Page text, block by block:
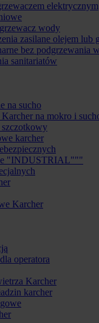
elektrycznym
wody
zasilane olejem lub
bez podgrzewania
sanitariatów
na sucho
na mokro i
szczotkowy
karcher
"INDUSTRIAL"""
Karcher
operatora
Karcher
karcher